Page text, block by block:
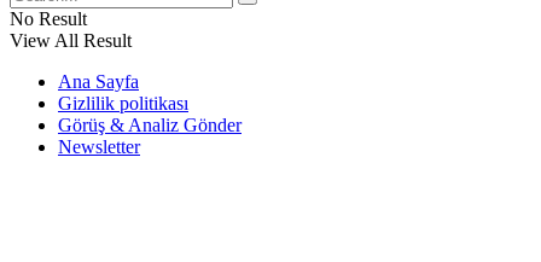
No Result
View All Result
Ana Sayfa
Gizlilik politikası
Görüş & Analiz Gönder
Newsletter